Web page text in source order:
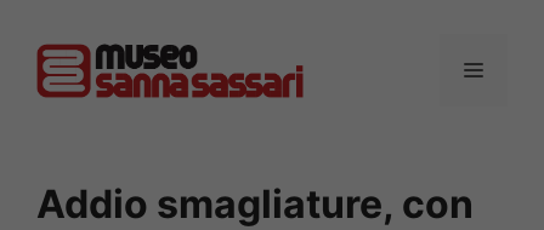
contenuto
MENU
Addio smagliature, con